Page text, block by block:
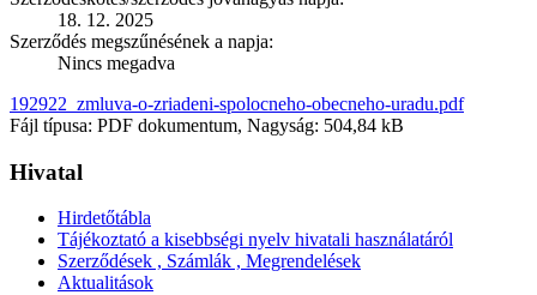
18. 12. 2025
Szerződés megszűnésének a napja:
Nincs megadva
192922_zmluva-o-zriadeni-spolocneho-obecneho-uradu.pdf
Fájl típusa: PDF dokumentum, Nagyság: 504,84 kB
Hivatal
Hirdetőtábla
Tájékoztató a kisebbségi nyelv hivatali használatáról
Szerződések , Számlák , Megrendelések
Aktualitások